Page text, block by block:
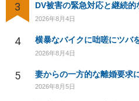
3 DV被害の緊急対応と継続
2026年8月4日
4 横暴なバイクに咄嗟にツバ
2026年8月4日
5 妻からの一方的な離婚要求
2026年8月5日